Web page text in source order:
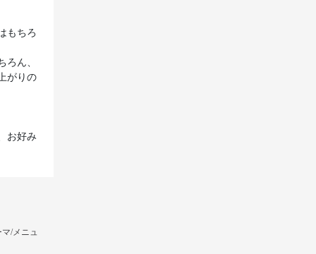
もちろ
ろん、
がりの
お好み
/メニュ